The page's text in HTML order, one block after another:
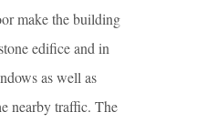
make the building
edifice and in
as well as
nearby traffic. The